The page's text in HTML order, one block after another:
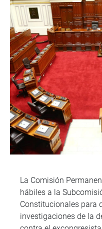
La Comisión
hábiles a la
Constitucionales para
investigaciones de la